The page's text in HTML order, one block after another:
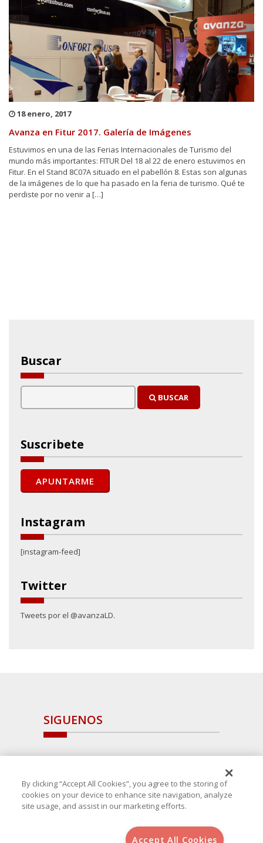
18 enero, 2017
Avanza en Fitur 2017. Galería de Imágenes
Estuvimos en una de las Ferias Internacionales de Turismo del
mundo más importantes: FITUR Del 18 al 22 de enero estuvimos en
Fitur. En el Stand 8C07A situado en el pabellón 8. Estas son algunas
de la imágenes de lo que ha pasado en la feria de turismo. Qué te
perdiste por no venir a […]
Buscar
BUSCAR
Suscribete
Instagram
[instagram-feed]
Twitter
Tweets por el @avanzaLD.
SIGUENOS
By clicking “Accept All Cookies”, you agree to the storing of
cookies on your device to enhance site navigation, analyze
site usage, and assist in our marketing efforts.
Accept All Cookies